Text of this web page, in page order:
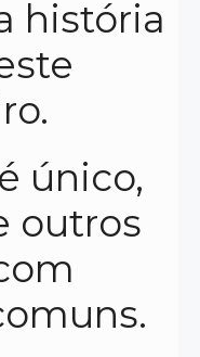
história
único,
outros